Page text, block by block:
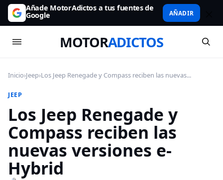
Añade MotorAdictos a tus fuentes de
Google AÑADIR
MOTORADICTOS
Inicio›Jeep›Los Jeep Renegade y Compass reciben las nuevas...
JEEP
Los Jeep Renegade y
Compass reciben las
nuevas versiones e-
Hybrid